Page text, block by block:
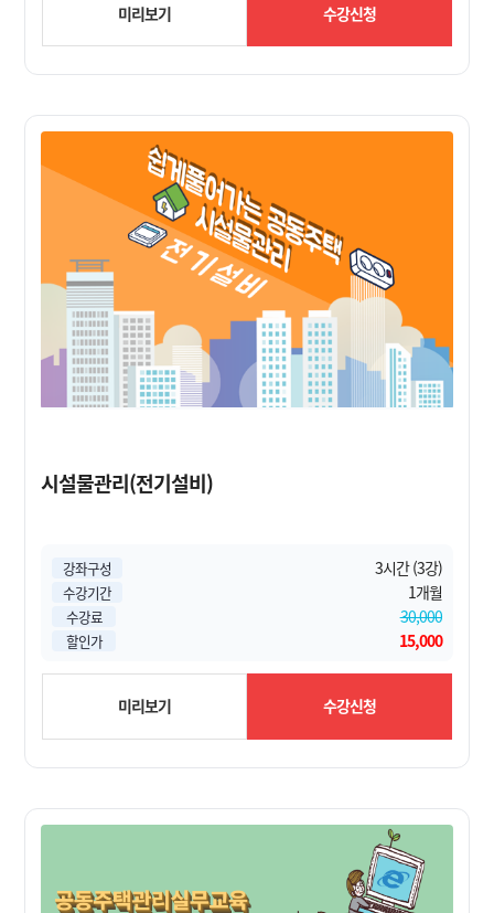
미리보기 수강신청
시설물관리(전기설비)
강좌구성 3시간 (3강)
수강기간 1개월
수강료 30,000
할인가 15,000
미리보기 수강신청